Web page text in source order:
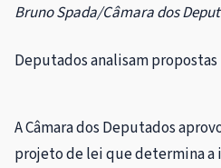
Bruno Spada/Câmara dos
Deputados analisam
A Câmara dos Deputados
projeto de lei que determina a